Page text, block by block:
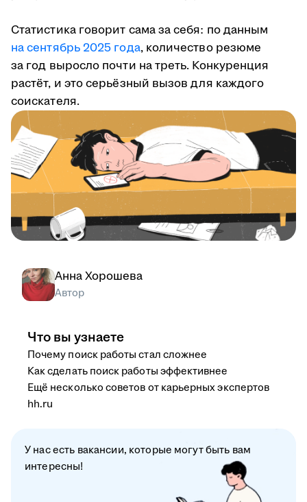
Статистика говорит сама за себя: по данным
на сентябрь 2025 года, количество резюме
за год выросло почти на треть. Конкуренция
растёт, и это серьёзный вызов для каждого
соискателя.
Анна Хорошева
Автор
Что вы узнаете
Почему поиск работы стал сложнее
Как сделать поиск работы эффективнее
Ещё несколько советов от карьерных экспертов
hh.ru
У нас есть вакансии, которые могут быть вам
интересны!